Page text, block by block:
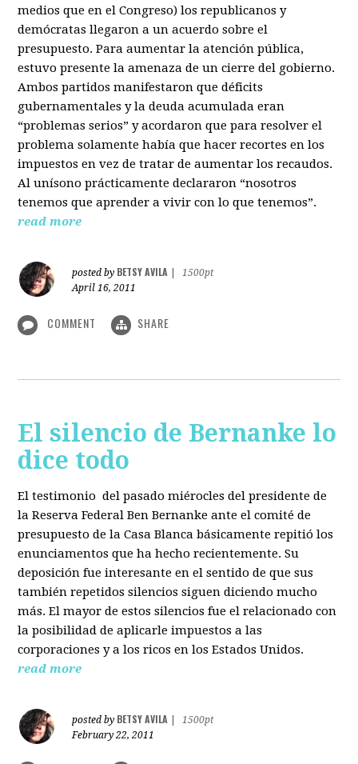
medios que en el Congreso) los republicanos y
demócratas llegaron a un acuerdo sobre el
presupuesto. Para aumentar la atención pública,
estuvo presente la amenaza de un cierre del gobierno.
Ambos partidos manifestaron que déficits
gubernamentales y la deuda acumulada eran
“problemas serios” y acordaron que para resolver el
problema solamente había que hacer recortes en los
impuestos en vez de tratar de aumentar los recaudos.
Al unísono prácticamente declararon “nosotros
tenemos que aprender a vivir con lo que tenemos”.
read more
posted by BETSY AVILA
1500pt
April 16, 2011
COMMENT SHARE
El silencio de Bernanke lo
dice todo
El testimonio del pasado miérocles del presidente de
la Reserva Federal Ben Bernanke ante el comité de
presupuesto de la Casa Blanca básicamente repitió los
enunciamentos que ha hecho recientemente. Su
deposición fue interesante en el sentido de que sus
también repetidos silencios siguen diciendo mucho
más. El mayor de estos silencios fue el relacionado con
la posibilidad de aplicarle impuestos a las
corporaciones y a los ricos en los Estados Unidos.
read more
posted by BETSY AVILA
1500pt
February 22, 2011